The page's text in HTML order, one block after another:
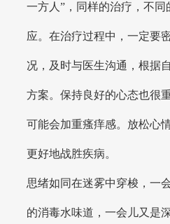
一方人”，同样的治疗，不同
应。在治疗过程中，一定要
况，及时与医生沟通，根据
方案。保持良好的心态也很
可能会加重瘙痒感。放松心
更好地战胜疾病。
思绪如同在迷雾中穿梭，一
的消毒水味道，一会儿又是